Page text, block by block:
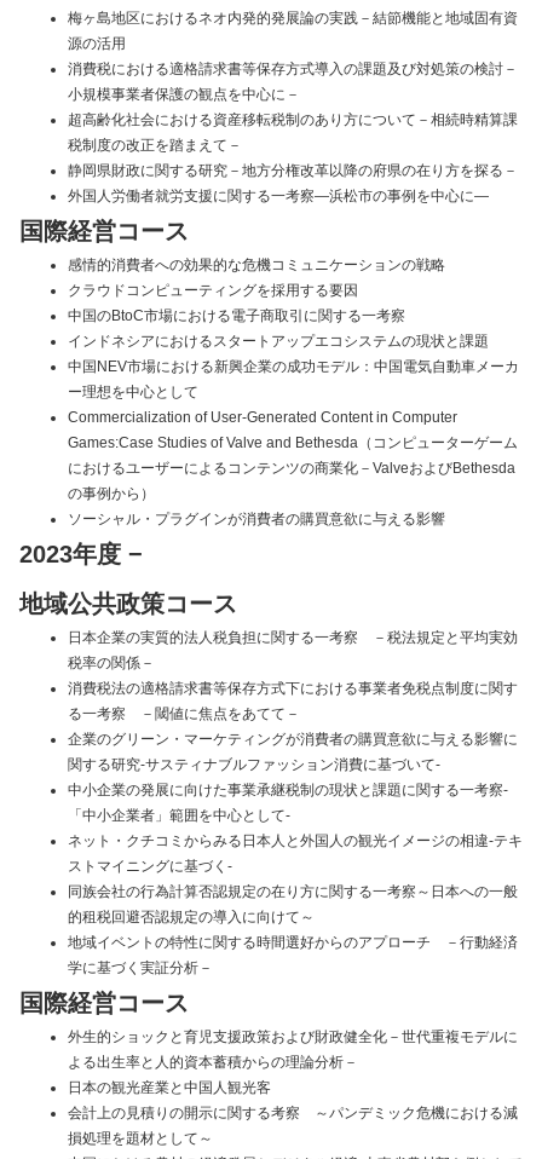
梅ヶ島地区におけるネオ内発的発展論の実践－結節機能と地域固有資
源の活用
消費税における適格請求書等保存方式導入の課題及び対処策の検討－
小規模事業者保護の観点を中心に－
超高齢化社会における資産移転税制のあり方について－相続時精算課
税制度の改正を踏まえて－
静岡県財政に関する研究－地方分権改革以降の府県の在り方を探る－
外国人労働者就労支援に関する一考察―浜松市の事例を中心に―
国際経営コース
感情的消費者への効果的な危機コミュニケーションの戦略
クラウドコンピューティングを採用する要因
中国のBtoC市場における電子商取引に関する一考察
インドネシアにおけるスタートアップエコシステムの現状と課題
中国NEV市場における新興企業の成功モデル：中国電気自動車メーカ
ー理想を中心として
Commercialization of User-Generated Content in Computer
Games:Case Studies of Valve and Bethesda（コンピューターゲーム
におけるユーザーによるコンテンツの商業化－ValveおよびBethesda
の事例から）
ソーシャル・プラグインが消費者の購買意欲に与える影響
2023年度 −
地域公共政策コース
日本企業の実質的法人税負担に関する一考察 －税法規定と平均実効
税率の関係－
消費税法の適格請求書等保存方式下における事業者免税点制度に関す
る一考察 －閾値に焦点をあてて－
企業のグリーン・マーケティングが消費者の購買意欲に与える影響に
関する研究-サスティナブルファッション消費に基づいて-
中小企業の発展に向けた事業承継税制の現状と課題に関する一考察-
「中小企業者」範囲を中心として-
ネット・クチコミからみる日本人と外国人の観光イメージの相違-テキ
ストマイニングに基づく-
同族会社の行為計算否認規定の在り方に関する一考察～日本への一般
的租税回避否認規定の導入に向けて～
地域イベントの特性に関する時間選好からのアプローチ －行動経済
学に基づく実証分析－
国際経営コース
外生的ショックと育児支援政策および財政健全化－世代重複モデルに
よる出生率と人的資本蓄積からの理論分析－
日本の観光産業と中国人観光客
会計上の見積りの開示に関する考察 ～パンデミック危機における減
損処理を題材として～